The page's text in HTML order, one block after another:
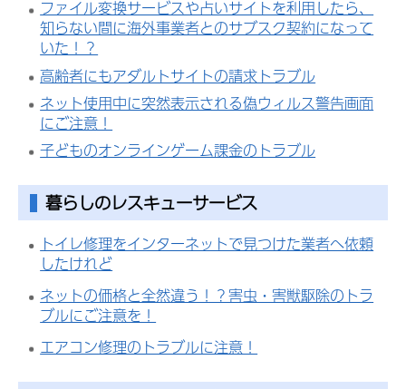
ファイル変換サービスや占いサイトを利用したら、
知らない間に海外事業者とのサブスク契約になって
いた！？
高齢者にもアダルトサイトの請求トラブル
ネット使用中に突然表示される偽ウィルス警告画面
にご注意！
子どものオンラインゲーム課金のトラブル
暮らしのレスキューサービス
トイレ修理をインターネットで見つけた業者へ依頼
したけれど
ネットの価格と全然違う！？害虫・害獣駆除のトラ
ブルにご注意を！
エアコン修理のトラブルに注意！